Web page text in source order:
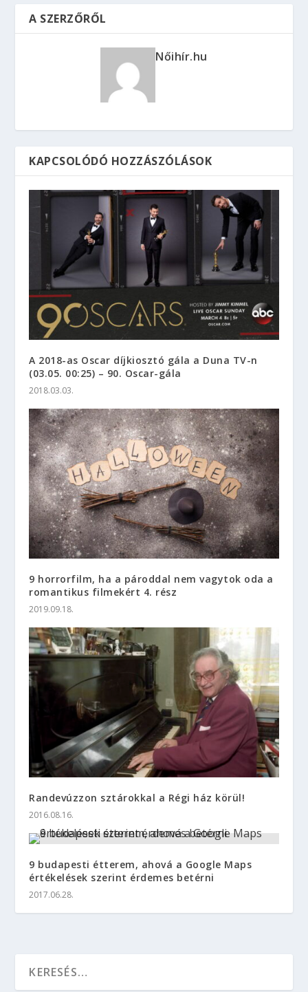
A 2018-as Oscar díjkiosztó gála a Duna TV-n
(03.05. 00:25) – 90. Oscar-gála
9 horrorfilm, ha a pároddal nem vagytok oda a
romantikus filmekért 4. rész
2019.09.18.
Randevúzzon sztárokkal a Régi ház körül!
2016.08.16.
értékelések szerint érdemes betérni
2017.06.28.
LEGFRISEBB CIKKEK
Hogyan válassz szakmát? – Szempontok a
tudatos döntéshez
Mire utalnak az OKJ azonosítók? – A
számrendszer magyarázata
Őszi divattrendek 2025-ben: színek,
fazonok és apró meglepetések